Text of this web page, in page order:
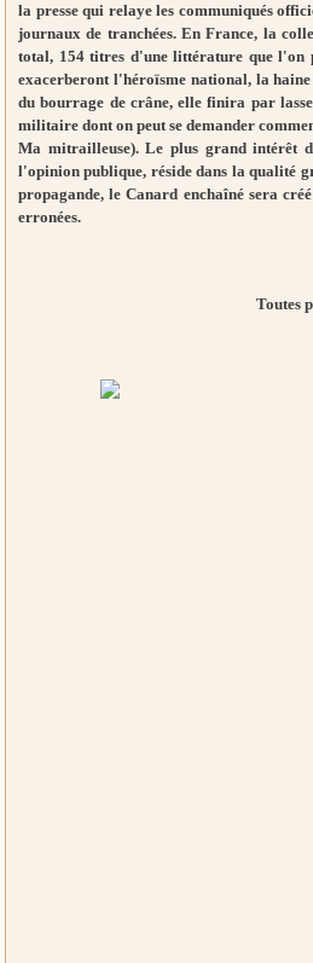
la presse qui relaye les communiqués
journaux de tranchées. En France, la
total, 154 titres d'une littérature que l'on
exacerberont l'héroïsme national, la
du bourrage de crâne, elle finira par
militaire dont on peut se demander
Ma mitrailleuse). Le plus grand intérêt
l'opinion publique, réside dans la qualité
propagande, le Canard enchaîné sera
erronées.
Toutes